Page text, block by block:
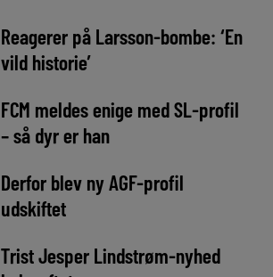
Reagerer på Larsson-bombe: ‘En
vild historie’
FCM meldes enige med SL-profil
– så dyr er han
Derfor blev ny AGF-profil
udskiftet
Trist Jesper Lindstrøm-nyhed